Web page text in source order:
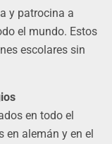
y patrocina a
el mundo. Estos
escolares sin
en todo el
en alemán y en el